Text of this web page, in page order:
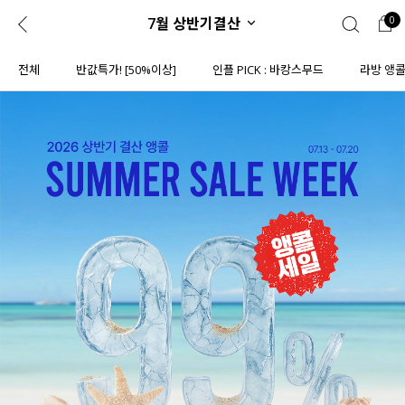
로그인 0
ENG
JP
콘텐츠 리뷰 & 혜택 회원혜택
CATEGORY COMMUNITY
인플루언서 pick!
신상 5%
MADE
ALL
익스클루시브
아우터
티셔츠
니트
7월 상반기결산 0
전체 반값특가! [50%이상] 인플 PICK : 바캉스무드 라방 앵